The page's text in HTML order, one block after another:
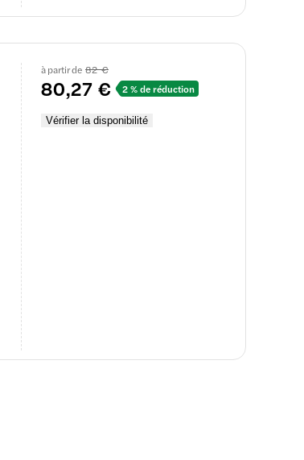
à partir de 82 €
80,27 € 2 % de réduction
Vérifier la disponibilité